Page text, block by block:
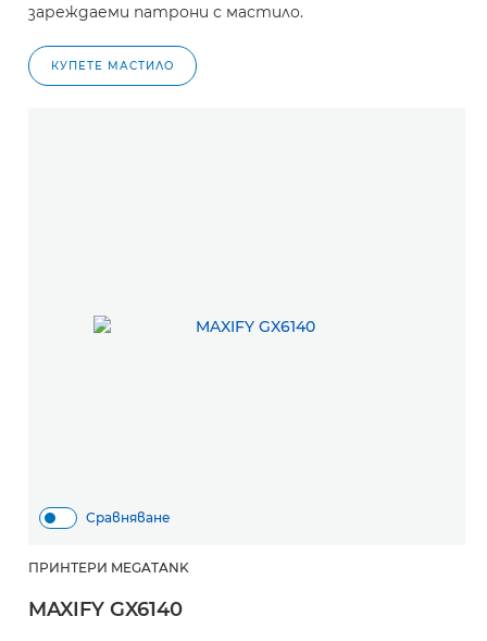
зареждаеми патрони с мастило.
КУПЕТЕ МАСТИЛО
Сравняване
ПРИНТЕРИ MEGATANK
MAXIFY GX6140